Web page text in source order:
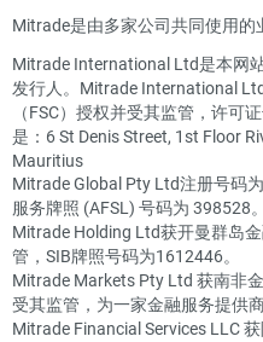
Mitrade是由多家公司共同使用的
Mitrade International Ltd是本网
发行人。Mitrade International
（FSC）授权并受其监管，许可
是：6 St Denis Street, 1st Floor
Mauritius
Mitrade Global Pty Ltd注册号码
服务牌照 (AFSL) 号码为 398528。
Mitrade Holding Ltd获开曼群岛
管，SIB牌照号码为1612446。
Mitrade Markets Pty Ltd 获南非
受其监管，为一家金融服务提供
Mitrade Financial Services LLC